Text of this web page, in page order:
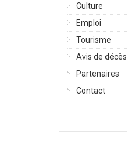
Culture
Emploi
Tourisme
Avis de décès
Partenaires
Contact